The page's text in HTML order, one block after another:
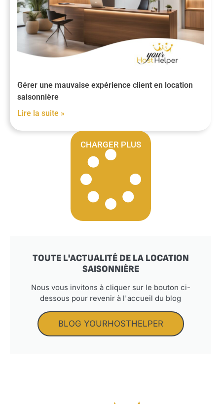
Gérer une mauvaise expérience client en location
saisonnière
Lire la suite »
CHARGER PLUS
TOUTE L'ACTUALITÉ DE LA LOCATION
SAISONNIÈRE
Nous vous invitons à cliquer sur le bouton ci-
dessous pour revenir à l'accueil du blog
BLOG YOURHOSTHELPER